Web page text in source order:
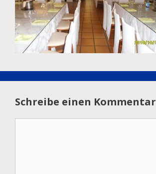
Schreibe einen Kommentar